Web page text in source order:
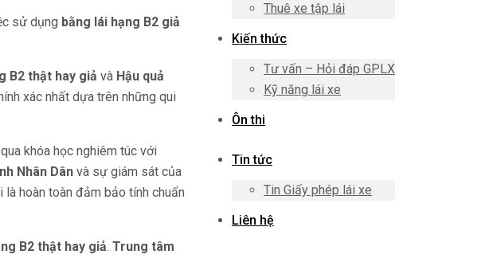
Thuê xe tập lái
Kiến thức
Tư vấn – Hỏi đáp GPLX
Kỹ năng lái xe
Ôn thi
Tin tức
Tin Giấy phép lái xe
Liên hệ
sử dụng bằng lái hạng B2 giả
B2 thật hay giả và Hậu quả
xác nhất dựa trên những qui
khóa học nghiêm túc với
Nhân Dân và sự giám sát của
là hoàn toàn đảm bảo tính chuẩn
B2 thật hay giả. Trung tâm